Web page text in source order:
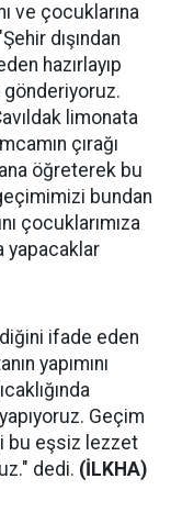
ve çocuklarına
dışından
hazırlayıp
limonata
çırağı
öğreterek bu
bundan
çocuklarımıza
yapacaklar
ifade eden
yapımını
Geçim
bu eşsiz lezzet
dedi. (İLKHA)